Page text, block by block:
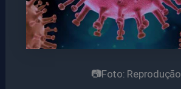
📷Foto: Reprodução